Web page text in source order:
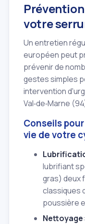
votre
Un entretien
européen peut
prévenir de
gestes simples
intervention
Val‑de‑Marne
Conseils
vie de votre
lubrifiant
gras) deux
classiques
poussière
Nettoyage